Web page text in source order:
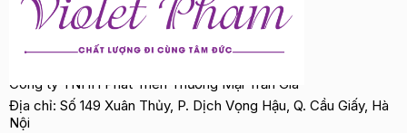
Công ty TNHH Phát Triển Thương Mại Trần Gia
Địa chỉ: Số 149 Xuân Thủy, P. Dịch Vọng Hậu, Q. Cầu Giấy, Hà
Nội